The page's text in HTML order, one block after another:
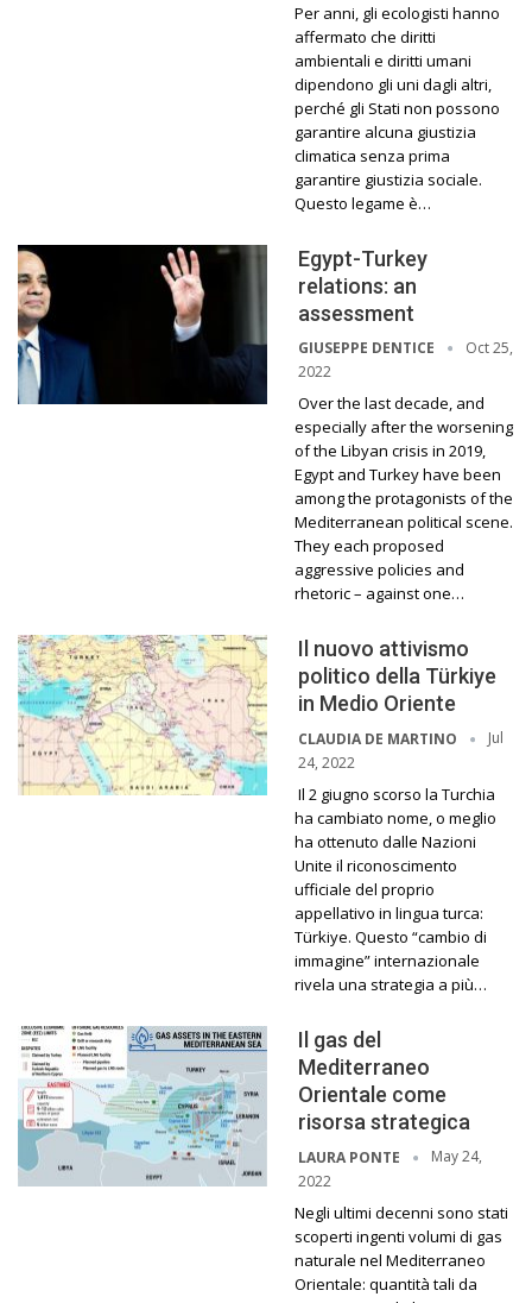
Per anni, gli ecologisti hanno
affermato che diritti
ambientali e diritti umani
dipendono gli uni dagli altri,
perché gli Stati non possono
garantire alcuna giustizia
climatica senza prima
garantire giustizia sociale.
Questo legame è…
Egypt-Turkey
relations: an
assessment
GIUSEPPE DENTICE
Oct 25,
2022
Over the last decade, and
especially after the worsening
of the Libyan crisis in 2019,
Egypt and Turkey have been
among the protagonists of the
Mediterranean political scene.
They each proposed
aggressive policies and
rhetoric – against one…
Il nuovo attivismo
politico della Türkiye
in Medio Oriente
CLAUDIA DE MARTINO
Jul
24, 2022
Il 2 giugno scorso la Turchia
ha cambiato nome, o meglio
ha ottenuto dalle Nazioni
Unite il riconoscimento
ufficiale del proprio
appellativo in lingua turca:
Türkiye. Questo “cambio di
immagine” internazionale
rivela una strategia a più…
Il gas del
Mediterraneo
Orientale come
risorsa strategica
LAURA PONTE
May 24,
2022
Negli ultimi decenni sono stati
scoperti ingenti volumi di gas
naturale nel Mediterraneo
Orientale: quantità tali da